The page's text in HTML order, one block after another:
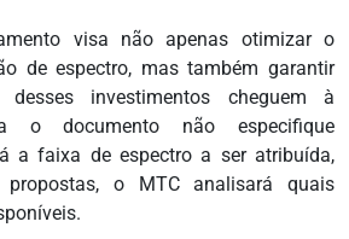
visa não apenas otimizar o
de espectro, mas também garantir
investimentos cheguem à
o documento não especifique
a faixa de espectro a ser atribuída,
o MTC analisará quais